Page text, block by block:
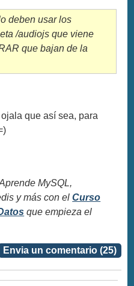
deben usar los
/audiojs que viene
que bajan de la
que así sea, para
MySQL,
y más con elCurso
que empieza el
Envia un comentario (25)